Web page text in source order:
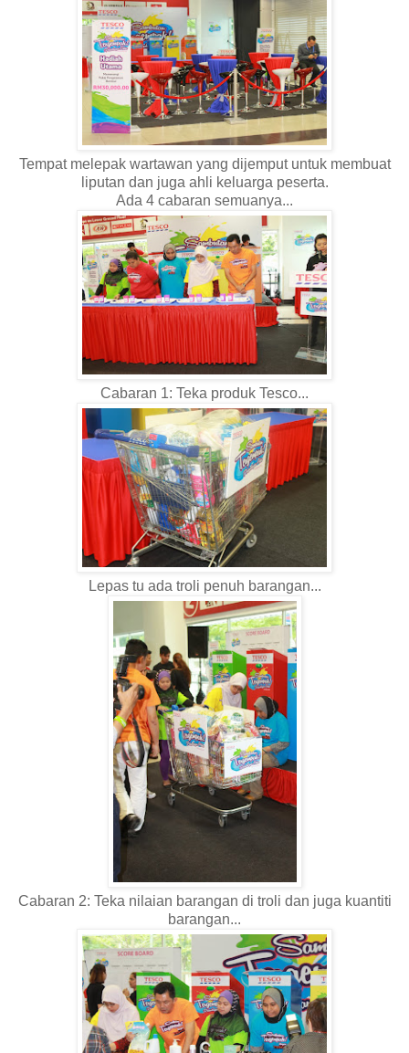
Tempat melepak wartawan yang dijemput untuk membuat
liputan dan juga ahli keluarga peserta.
Ada 4 cabaran semuanya...
Cabaran 1: Teka produk Tesco...
Lepas tu ada troli penuh barangan...
Cabaran 2: Teka nilaian barangan di troli dan juga kuantiti
barangan...